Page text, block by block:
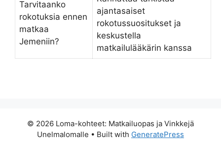
Tarvitaanko
rokotuksia ennen
matkaa
Jemeniin?
ajantasaiset
rokotussuositukset ja
keskustella
matkailulääkärin kanssa
© 2026 Loma-kohteet: Matkailuopas ja Vinkkejä
Unelmalomalle • Built with GeneratePress